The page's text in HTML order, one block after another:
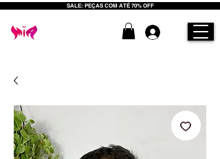
SALE: PEÇAS COM ATÉ 70% OFF